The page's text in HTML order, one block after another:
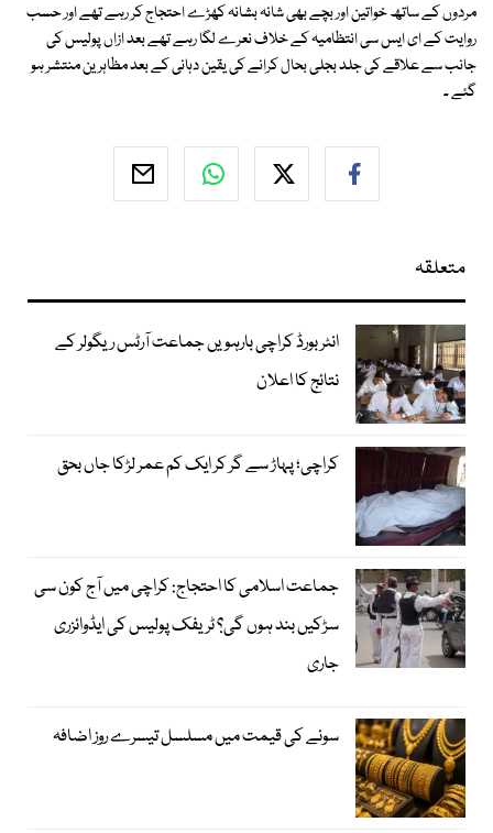
مردوں کے ساتھ خواتین اور بچے بھی شانہ بشانہ کھڑے احتجاج کر رہے تھے اور حسب
روایت کے ای ایس سی انتظامیہ کے خلاف نعرے لگا رہے تھے بعد ازاں پولیس کی
جانب سے علاقے کی جلد بجلی بحال کرانے کی یقین دہانی کے بعد مظاہرین منتشر ہو
گئے ۔
متعلقہ
انٹر بورڈ کراچی بارہویں جماعت آرٹس ریگولر کے
نتائج کا اعلان
کراچی؛ پہاڑ سے گر کر ایک کم عمر لڑکا جاں بحق
جماعت اسلامی کا احتجاج: کراچی میں آج کون سی
سڑکیں بند ہوں گی؟ ٹریفک پولیس کی ایڈوائزری
جاری
سونے کی قیمت میں مسلسل تیسرے روز اضافہ